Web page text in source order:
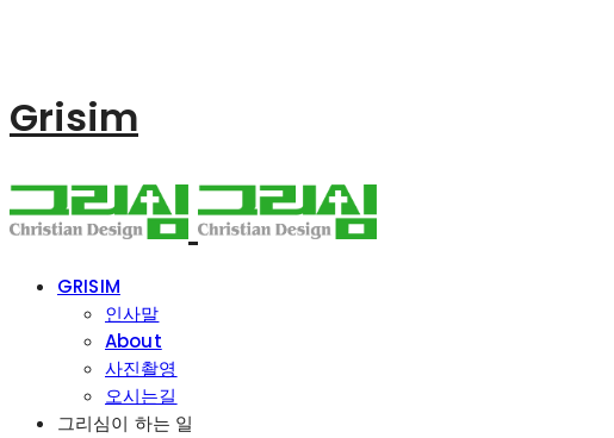
Grisim
GRISIM
인사말
About
사진촬영
오시는길
그리심이 하는 일